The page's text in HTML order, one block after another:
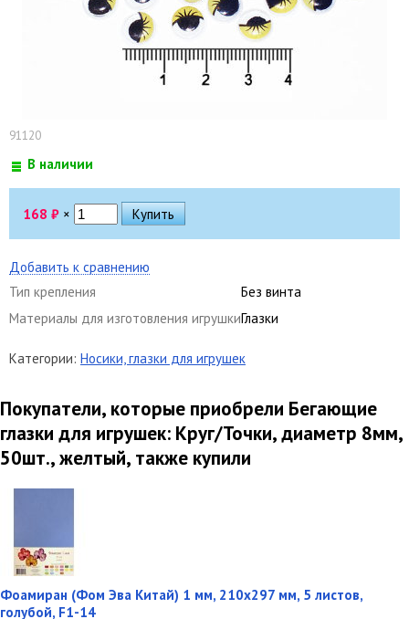
91120
В наличии
168 ₽ ×
Добавить к сравнению
Тип крепления
Без винта
Материалы для изготовления игрушкиГлазки
Категории: Носики, глазки для игрушек
Покупатели, которые приобрели Бегающие
глазки для игрушек: Круг/Точки, диаметр 8мм,
50шт., желтый, также купили
Фоамиран (Фом Эва Китай) 1 мм, 210х297 мм, 5 листов,
голубой, F1-14